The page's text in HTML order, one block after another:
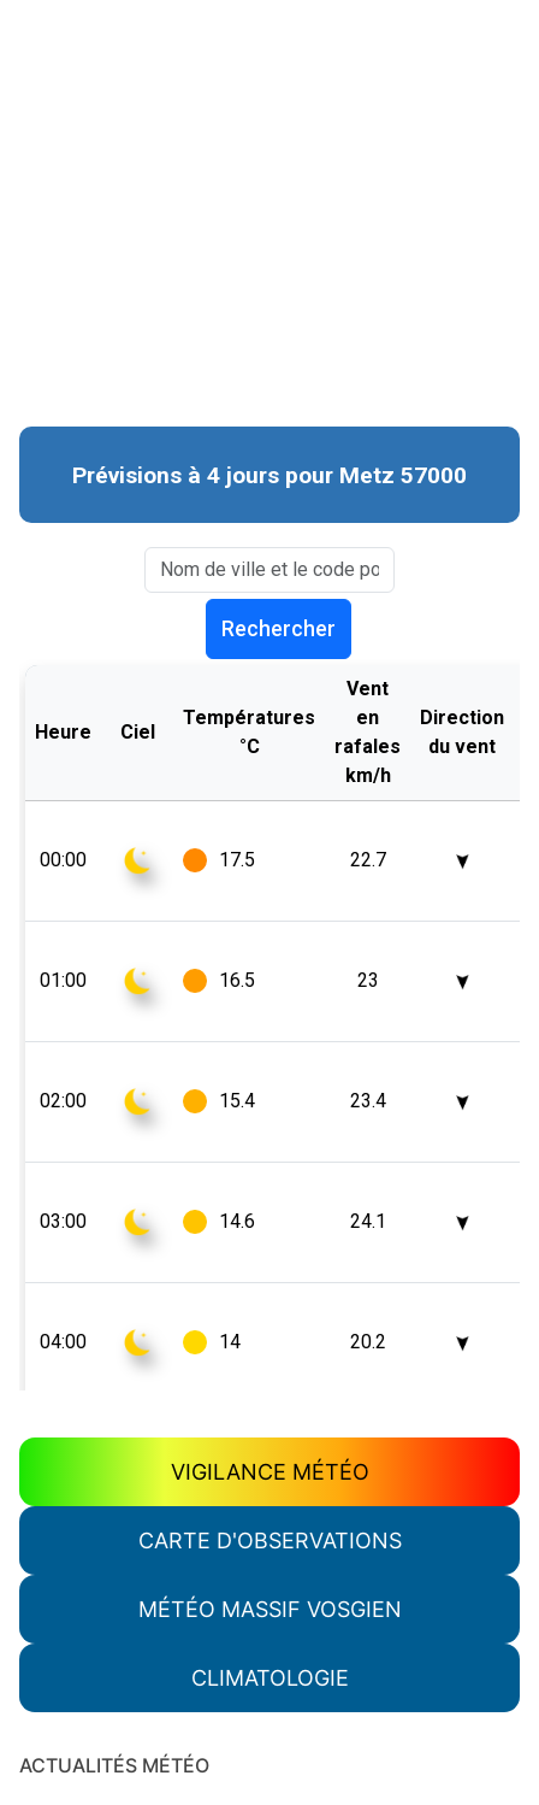
VIGILANCE MÉTÉO
CARTE D'OBSERVATIONS
MÉTÉO MASSIF VOSGIEN
CLIMATOLOGIE
ACTUALITÉS MÉTÉO